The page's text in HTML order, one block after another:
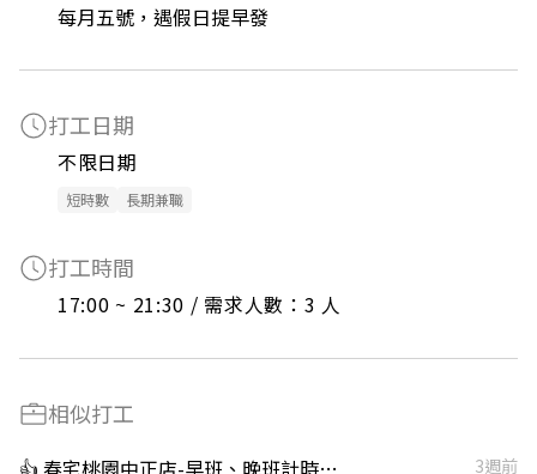
每月五號，遇假日提早發
打工日期
不限日期
短時數 長期兼職
打工時間
17:00 ~ 21:30 / 需求人數：3 人
相似打工
👍 春宅桃園中正店-早班、晚班計時人員
3週前